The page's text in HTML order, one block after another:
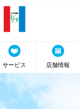
サービス 店舗情報